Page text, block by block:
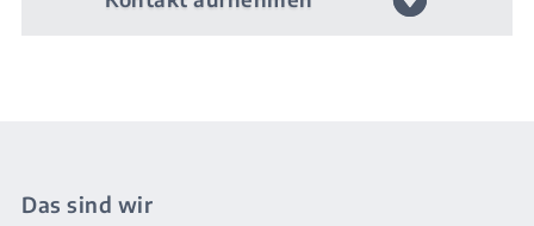
Das sind wir